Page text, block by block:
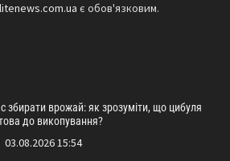
litenews.com.ua є обов'язковим.
збирати врожай: як зрозуміти, що цибуля
до викопування?
03.08.2026 15:54